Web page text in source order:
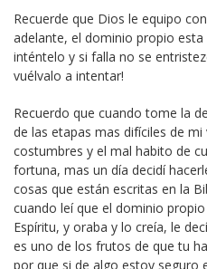
Recuerde que Dios le equipo
adelante, el dominio propio
inténtelo y si falla no se
vuélvalo a intentar!
Recuerdo que cuando tome la
de las etapas mas difíciles de
costumbres y el mal habito de
fortuna, mas un día decidí
cosas que están escritas en la
cuando leí que el dominio
Espíritu, y oraba y lo creía, le
es uno de los frutos de que tu
por que si de algo estoy seguro